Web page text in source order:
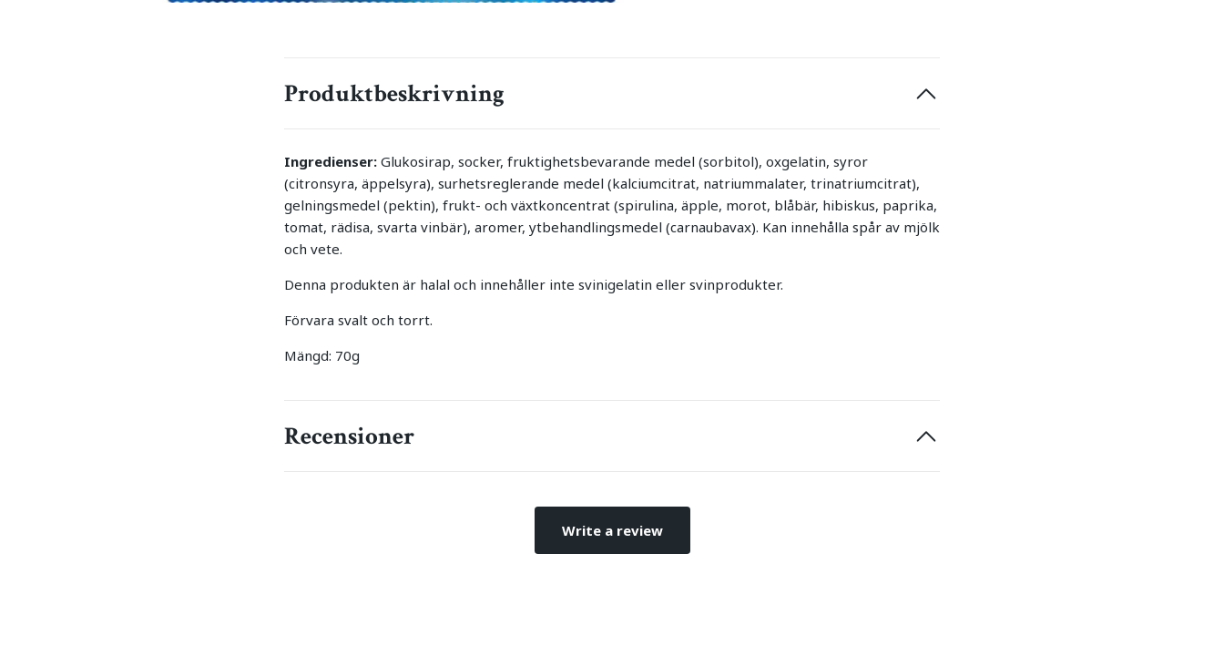
Produktbeskrivning
Ingredienser: Glukosirap, socker, fruktighetsbevarande medel (sorbitol), oxgelatin, syror
(citronsyra, äppelsyra), surhetsreglerande medel (kalciumcitrat, natriummalater, trinatriumcitrat),
gelningsmedel (pektin), frukt- och växtkoncentrat (spirulina, äpple, morot, blåbär, hibiskus, paprika,
tomat, rädisa, svarta vinbär), aromer, ytbehandlingsmedel (carnaubavax). Kan innehålla spår av mjölk
och vete.
Denna produkten är halal och innehåller inte svinigelatin eller svinprodukter.
Förvara svalt och torrt.
Mängd: 70g
Recensioner
Write a review